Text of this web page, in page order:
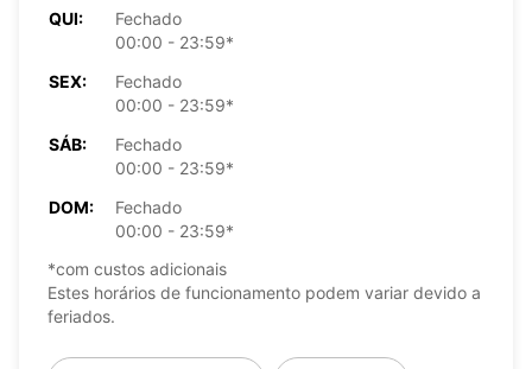
QUI:
Fechado
00:00 - 23:59*
SEX:
Fechado
00:00 - 23:59*
SÁB:
Fechado
00:00 - 23:59*
DOM:
Fechado
00:00 - 23:59*
*com custos adicionais
Estes horários de funcionamento podem variar devido a
feriados.